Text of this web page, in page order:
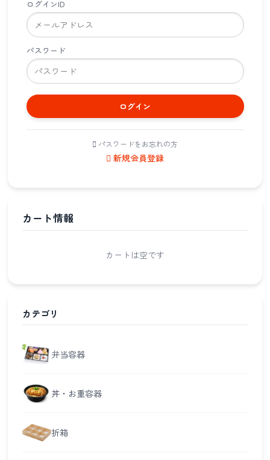
ログインID
パスワード
ログイン
パスワードをお忘れの方
新規会員登録
カート情報
カートは空です
カテゴリ
弁当容器
丼・お重容器
折箱